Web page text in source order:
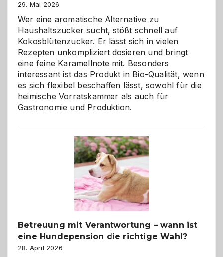
29. Mai 2026
Wer eine aromatische Alternative zu
Haushaltszucker sucht, stößt schnell auf
Kokosblütenzucker. Er lässt sich in vielen
Rezepten unkompliziert dosieren und bringt
eine feine Karamellnote mit. Besonders
interessant ist das Produkt in Bio-Qualität, wenn
es sich flexibel beschaffen lässt, sowohl für die
heimische Vorratskammer als auch für
Gastronomie und Produktion.
Betreuung mit Verantwortung – wann ist
eine Hundepension die richtige Wahl?
28. April 2026